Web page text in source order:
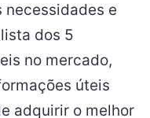
necessidades e
dos 5
no mercado,
úteis
adquirir o melhor